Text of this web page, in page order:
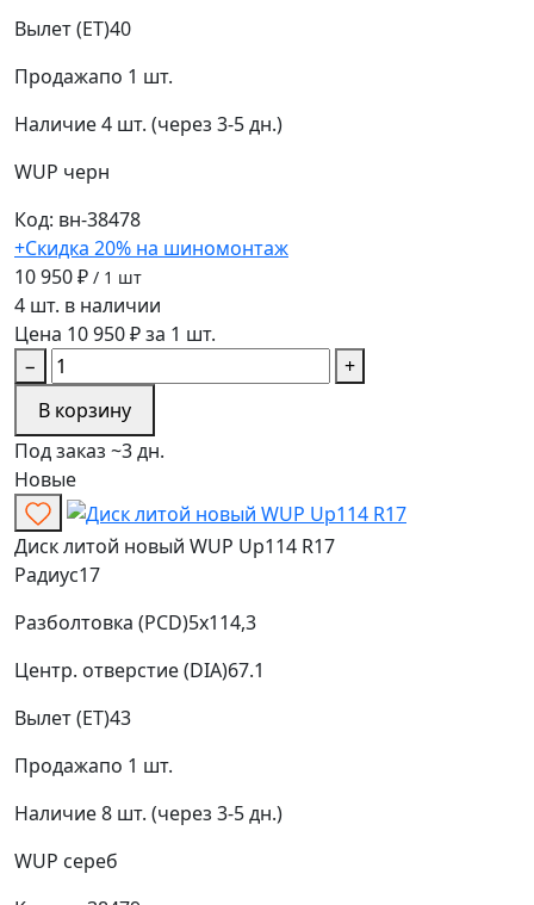
Вылет (ET)40
Продажапо 1 шт.
Наличие4 шт. (через 3-5 дн.)
WUP черн
Код: вн-38478
+Скидка 20% на шиномонтаж
10 950 ₽ / 1 шт
4 шт. в наличии
Цена 10 950 ₽ за 1 шт.
−
+
В корзину
Под заказ ~3 дн.
Новые
Диск литой новый WUP Up114 R17
Радиус17
Разболтовка (PCD)5x114,3
Центр. отверстие (DIA)67.1
Вылет (ET)43
Продажапо 1 шт.
Наличие8 шт. (через 3-5 дн.)
WUP сереб